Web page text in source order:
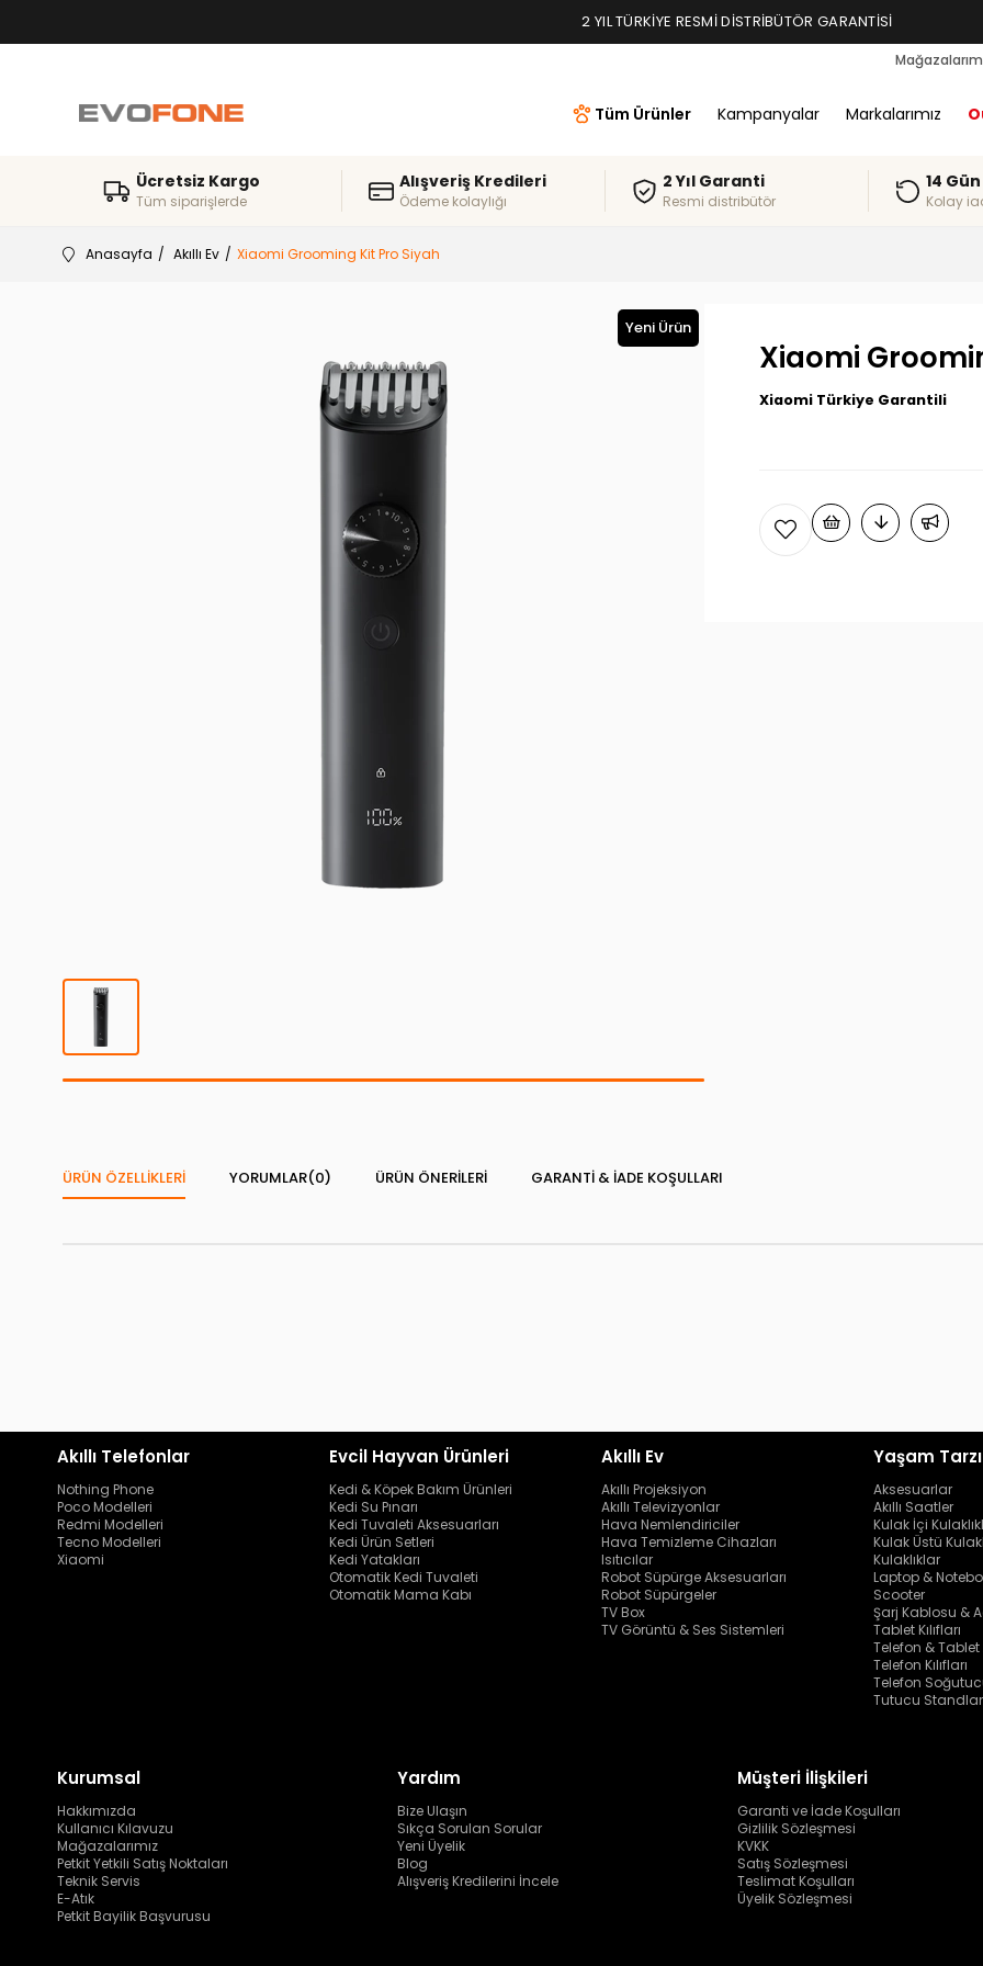
2 YIL TÜRKIYE RESMI DISTRIBÜTÖR GARANTISI
Tüm Ürünler Kampanyalar Markalarımız
Ücretsiz Kargo
Tüm siparişlerde
Alışveriş Kredileri
Ödeme kolaylığı
2 Yıl Garanti
Resmi distribütör
14
Kolay
Anasayfa Akıllı Ev Xiaomi Grooming Kit Pro Siyah
Yeni Ürün
Xiaomi
Xiaomi Türkiye Garantili
ÜRÜN ÖZELLIKLERI YORUMLAR(0) ÜRÜN ÖNERILERI GARANTI & İADE KOŞULLARI
Akıllı Telefonlar
Nothing Phone
Poco Modelleri
Redmi Modelleri
Tecno Modelleri
Xiaomi
Evcil Hayvan Ürünleri
Kedi & Köpek Bakım Ürünleri
Kedi Su Pınarı
Kedi Tuvaleti Aksesuarları
Kedi Ürün Setleri
Kedi Yatakları
Otomatik Kedi Tuvaleti
Otomatik Mama Kabı
Akıllı Ev
Akıllı Projeksiyon
Akıllı Televizyonlar
Hava Nemlendiriciler
Hava Temizleme Cihazları
Isıtıcılar
Robot Süpürge Aksesuarları
Robot Süpürgeler
TV Box
TV Görüntü & Ses Sistemleri
Yaşam Tarzı
Aksesuarlar
Akıllı Saatler
Kulak İçi
Kulak Üstü
Kulaklıklar
Laptop &
Scooter
Şarj Kablosu &
Tablet Kılıfları
Telefon & Tablet
Telefon Kılıfları
Telefon
Tutucu Standlar
Kurumsal
Hakkımızda
Kullanıcı Kılavuzu
Mağazalarımız
Petkit Yetkili Satış Noktaları
Teknik Servis
E-Atık
Petkit Bayilik Başvurusu
Yardım
Bize Ulaşın
Sıkça Sorulan Sorular
Yeni Üyelik
Blog
Alışveriş Kredilerini İncele
Müşteri İlişkileri
Garanti ve İade Koşulları
Gizlilik Sözleşmesi
KVKK
Satış Sözleşmesi
Teslimat Koşulları
Üyelik Sözleşmesi